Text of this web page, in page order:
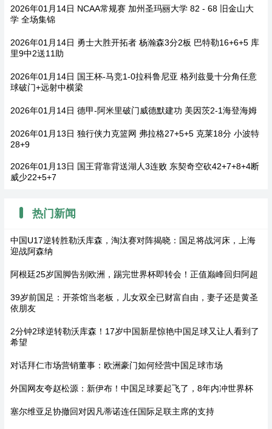
2026年01月14日 NCAA常规赛 加州圣玛丽大学 82 - 68 旧金山大
学 全场集锦
2026年01月14日 勇士大胜开拓者 杨瀚森3分2板 巴特勒16+6+5 库
里9中2送11助
2026年01月14日 国王杯-马竞1-0拉科鲁尼亚 格列兹曼十分角任意
球破门+远射中横梁
2026年01月14日 德甲-阿米里破门威德默建功 美因茨2-1海登海姆
2026年01月13日 独行侠力克篮网 弗拉格27+5+5 克莱18分 小波特
28+9
2026年01月13日 国王背靠背送湖人3连败 东契奇空砍42+7+8+4断
威少22+5+7
热门新闻
中国U17逆转胜勒沃库森，淘汰赛对阵揭晓：国足将战河床，上海
迎战阿森纳
阿根廷25岁国脚告别欧洲，踢完世界杯即转会！正值巅峰回归阿超
39岁前国足：开茶馆当老板，儿女双全已财富自由，妻子还是黄圣
依朋友
2分钟2球逆转勒沃库森！17岁中国新星惊艳中国足球又让人看到了
希望
对话拜仁市场营销董事：欧洲豪门如何经营中国足球市场
外国网友夸赵松源：新伊布！中国足球要起飞了，8年内冲世界杯
塞尔维亚足协撤回对因凡蒂诺连任国际足联主席的支持